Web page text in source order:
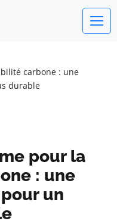
carbone : une
durable
pour la
: une
un